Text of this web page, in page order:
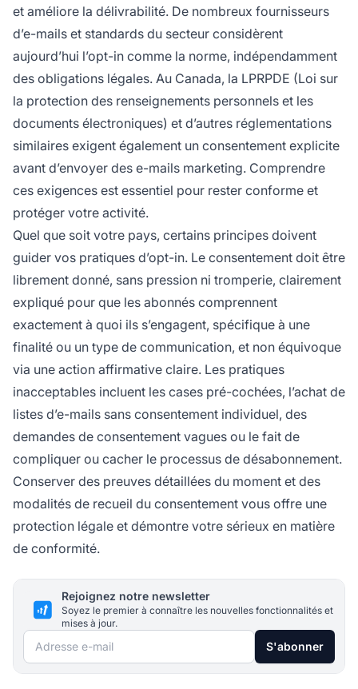
et améliore la délivrabilité. De nombreux fournisseurs
d’e-mails et standards du secteur considèrent
aujourd’hui l’opt-in comme la norme, indépendamment
des obligations légales. Au Canada, la LPRPDE (Loi sur
la protection des renseignements personnels et les
documents électroniques) et d’autres réglementations
similaires exigent également un consentement explicite
avant d’envoyer des e-mails marketing. Comprendre
ces exigences est essentiel pour rester conforme et
protéger votre activité.
Quel que soit votre pays, certains principes doivent
guider vos pratiques d’opt-in. Le consentement doit être
librement donné, sans pression ni tromperie, clairement
expliqué pour que les abonnés comprennent
exactement à quoi ils s’engagent, spécifique à une
finalité ou un type de communication, et non équivoque
via une action affirmative claire. Les pratiques
inacceptables incluent les cases pré-cochées, l’achat de
listes d’e-mails sans consentement individuel, des
demandes de consentement vagues ou le fait de
compliquer ou cacher le processus de désabonnement.
Conserver des preuves détaillées du moment et des
modalités de recueil du consentement vous offre une
protection légale et démontre votre sérieux en matière
de conformité.
Rejoignez notre newsletter
Soyez le premier à connaître les nouvelles fonctionnalités et
mises à jour.
Adresse e-mail S'abonner